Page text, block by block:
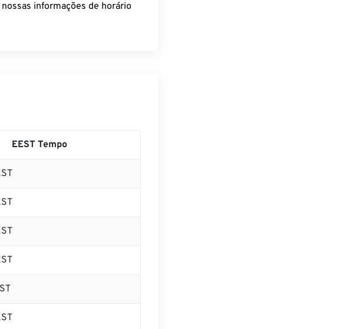
informações de horário
EEST Tempo